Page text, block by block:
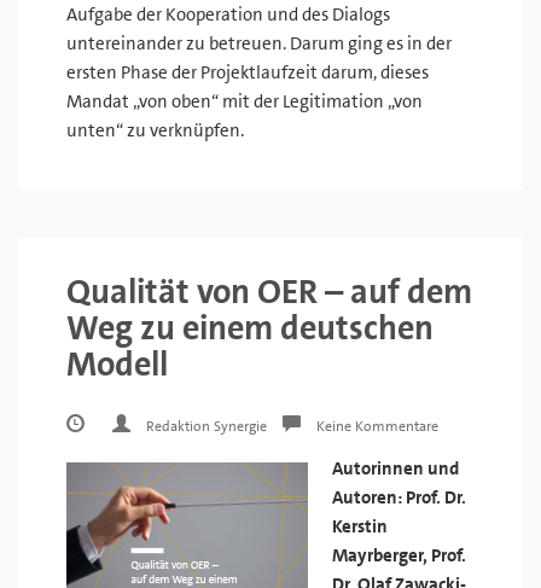
Aufgabe der Kooperation und des Dialogs
untereinander zu betreuen. Darum ging es in der
ersten Phase der Projektlaufzeit darum, dieses
Mandat „von oben“ mit der Legitimation „von
unten“ zu verknüpfen.
Qualität von OER – auf dem
Weg zu einem deutschen
Modell
Redaktion Synergie Keine Kommentare
Autorinnen und
Autoren: Prof. Dr.
Kerstin
Mayrberger, Prof.